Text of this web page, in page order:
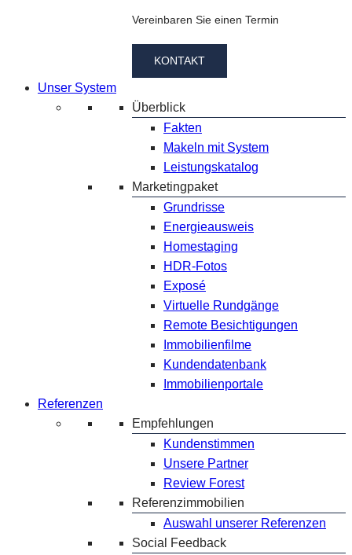
Vereinbaren Sie einen Termin
KONTAKT
Unser System
Überblick
Fakten
Makeln mit System
Leistungskatalog
Marketingpaket
Grundrisse
Energieausweis
Homestaging
HDR-Fotos
Exposé
Virtuelle Rundgänge
Remote Besichtigungen
Immobilienfilme
Kundendatenbank
Immobilienportale
Referenzen
Empfehlungen
Kundenstimmen
Unsere Partner
Review Forest
Referenzimmobilien
Auswahl unserer Referenzen
Social Feedback